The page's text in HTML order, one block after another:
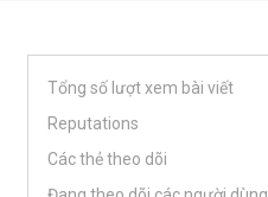
Tổng số lượt xem bài viết
Reputations
Các thẻ theo dõi